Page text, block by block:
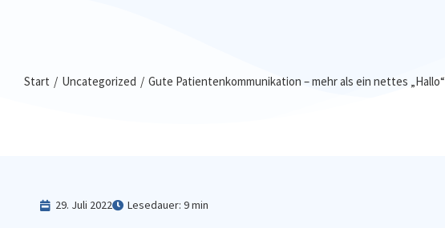
Sie befinden sich hier:
Start Uncategorized Gute Patientenkommunikation – mehr als ein nettes „Hallo“
29. Juli 2022 Lesedauer: 9 min